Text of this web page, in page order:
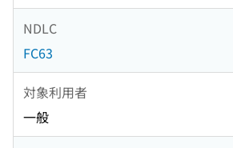
NDLC
FC63
対象利用者
一般